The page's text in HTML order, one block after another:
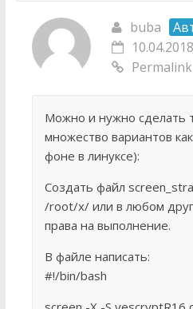
buba
Permalink
Можно и нужно сделать
множество вариантов
фоне в линуксе):
Создать файл
/root/x/ или в любом
права на выполнение.
В файле написать:
#!/bin/bash